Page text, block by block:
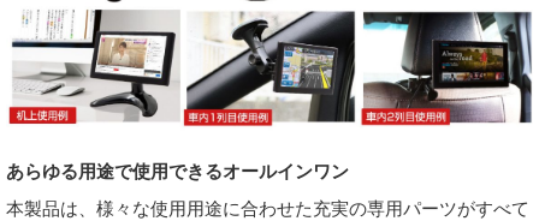
あらゆる用途で使用できるオールインワン
本製品は、様々な使用用途に合わせた充実の専用パーツがすべて